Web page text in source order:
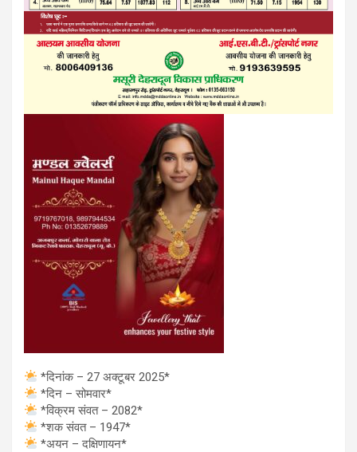
*दिनांक – 27 अक्टूबर 2025*
*दिन – सोमवार*
*विक्रम संवत – 2082*
*शक संवत – 1947*
*अयन – दक्षिणायन*